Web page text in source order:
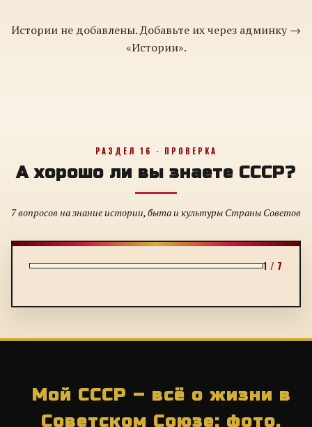
Истории не добавлены. Добавьте их через админку →
«Истории».
РАЗДЕЛ 16 · ПРОВЕРКА
А хорошо ли вы знаете СССР?
7 вопросов на знание истории, быта и культуры Страны Советов
1 / 7
Мой СССР – всё о жизни в
Советском Союзе: фото,